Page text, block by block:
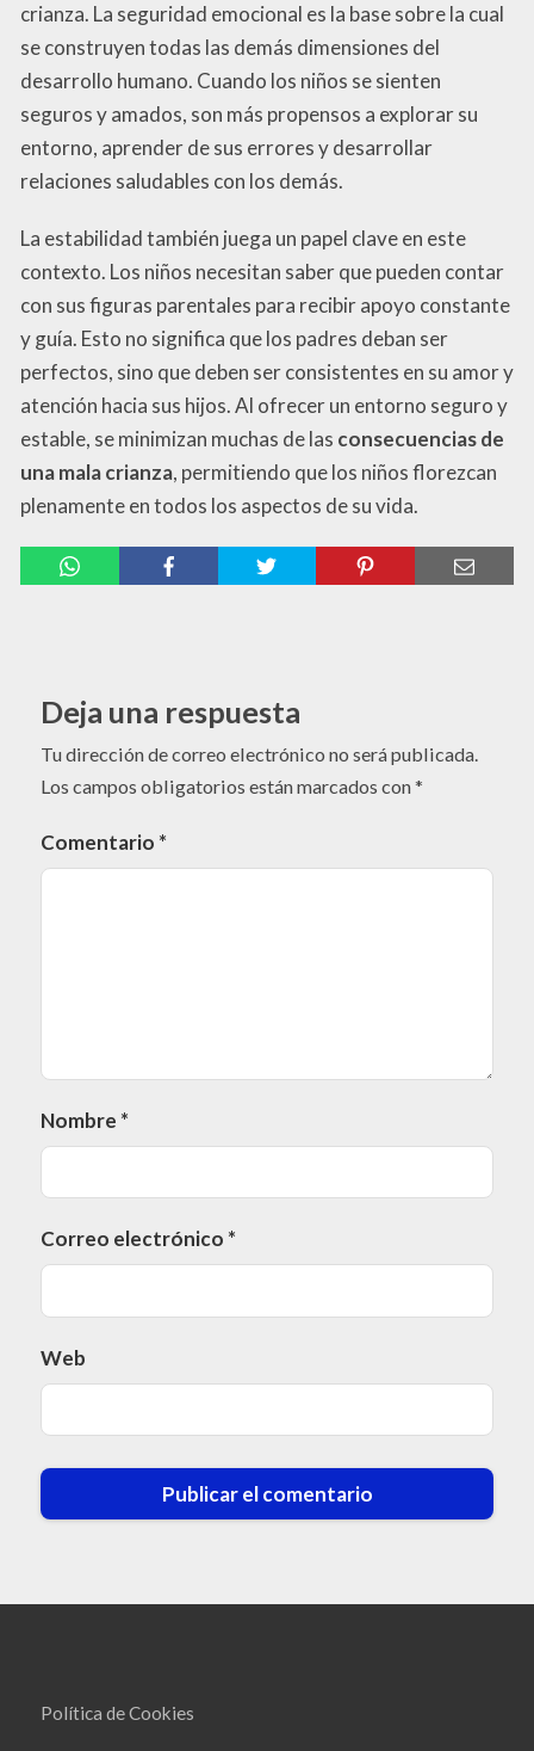
crianza. La seguridad emocional es la base sobre la cual
se construyen todas las demás dimensiones del
desarrollo humano. Cuando los niños se sienten
seguros y amados, son más propensos a explorar su
entorno, aprender de sus errores y desarrollar
relaciones saludables con los demás.
La estabilidad también juega un papel clave en este
contexto. Los niños necesitan saber que pueden contar
con sus figuras parentales para recibir apoyo constante
y guía. Esto no significa que los padres deban ser
perfectos, sino que deben ser consistentes en su amor y
atención hacia sus hijos. Al ofrecer un entorno seguro y
estable, se minimizan muchas de las consecuencias de
una mala crianza, permitiendo que los niños florezcan
plenamente en todos los aspectos de su vida.
Deja una respuesta
Tu dirección de correo electrónico no será publicada.
Los campos obligatorios están marcados con*
Comentario *
Nombre *
Correo electrónico *
Web
Política de Cookies